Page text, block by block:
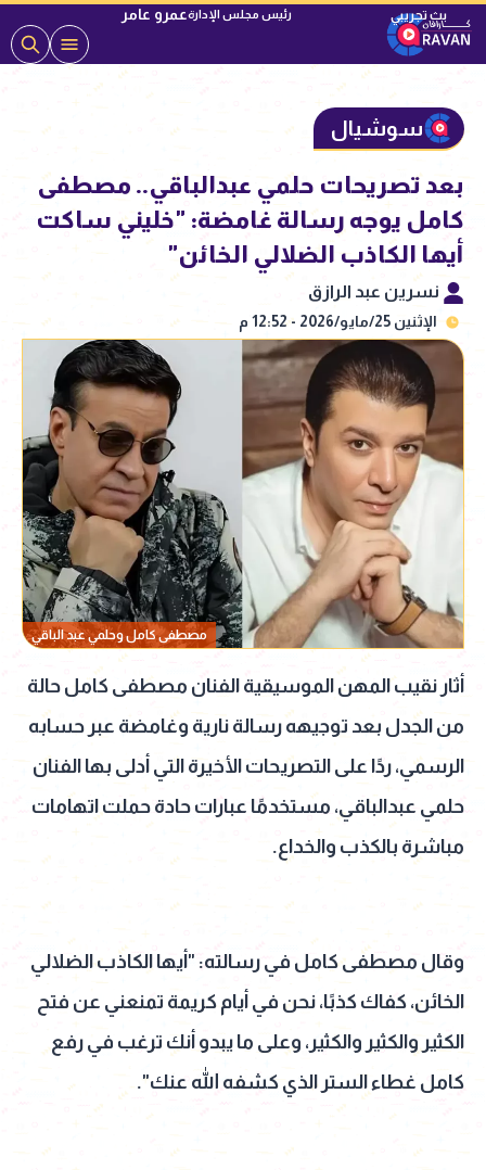
رئيس مجلس الإدارةعمرو عامر
سوشيال
بعد تصريحات حلمي عبدالباقي.. مصطفى
كامل يوجه رسالة غامضة: "خليني ساكت
أيها الكاذب الضلالي الخائن"
نسرين عبد الرازق
الإثنين 25/مايو/2026 - 12:52 م
مصطفى كامل وحلمي عبد الباقي
أثار نقيب المهن الموسيقية الفنان مصطفى كامل حالة
من الجدل بعد توجيهه رسالة نارية وغامضة عبر حسابه
الرسمي، ردًا على التصريحات الأخيرة التي أدلى بها الفنان
حلمي عبدالباقي، مستخدمًا عبارات حادة حملت اتهامات
مباشرة بالكذب والخداع.
وقال مصطفى كامل في رسالته: "أيها الكاذب الضلالي
الخائن، كفاك كذبًا، نحن في أيام كريمة تمنعني عن فتح
الكثير والكثير والكثير، وعلى ما يبدو أنك ترغب في رفع
كامل غطاء الستر الذي كشفه الله عنك".